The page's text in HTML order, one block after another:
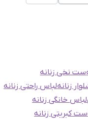
ست نخی زنانه
زنانهلباس راحتی زنانه
لباس خانگی زنانه
ست کبریتی زنانه